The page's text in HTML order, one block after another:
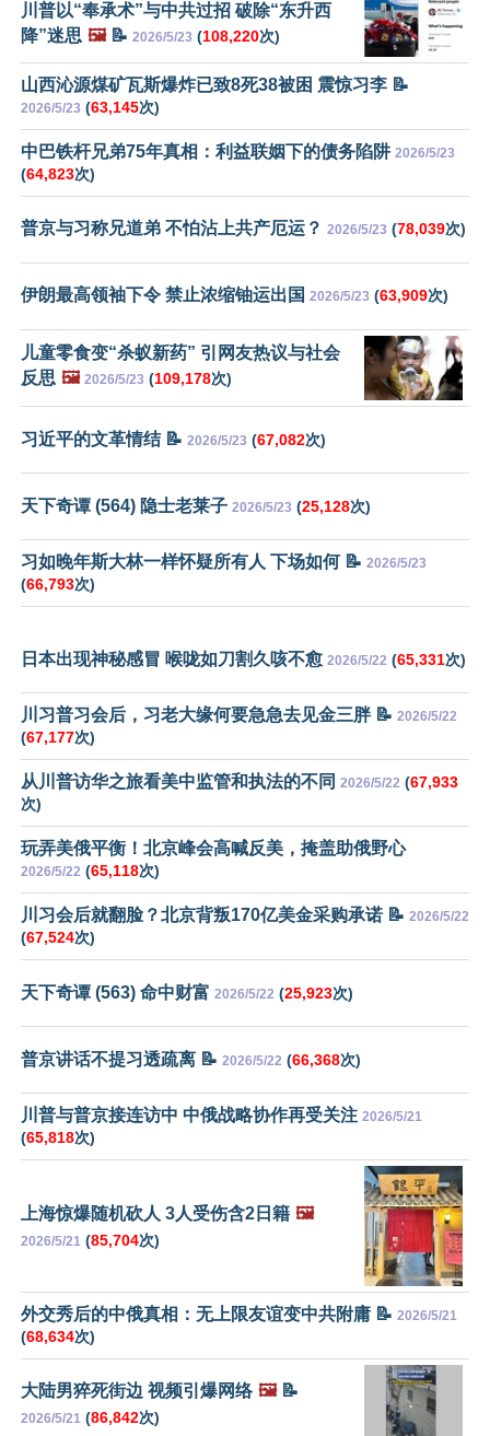
川普以“奉承术”与中共过招 破除“东升西
降”迷思 🖼️📝 2026/5/23 (108,220次)
山西沁源煤矿瓦斯爆炸已致8死38被困 震惊习李 📝
2026/5/23 (63,145次)
中巴铁杆兄弟75年真相：利益联姻下的债务陷阱 2026/5/23
(64,823次)
普京与习称兄道弟 不怕沾上共产厄运？ 2026/5/23 (78,039次)
伊朗最高领袖下令 禁止浓缩铀运出国 2026/5/23 (63,909次)
儿童零食变“杀蚁新药” 引网友热议与社会
反思 🖼️ 2026/5/23 (109,178次)
习近平的文革情结 📝 2026/5/23 (67,082次)
天下奇谭 (564) 隐士老莱子 2026/5/23 (25,128次)
习如晚年斯大林一样怀疑所有人 下场如何 📝 2026/5/23
(66,793次)
日本出现神秘感冒 喉咙如刀割久咳不愈 2026/5/22 (65,331次)
川习普习会后，习老大缘何要急急去见金三胖 📝 2026/5/22
(67,177次)
从川普访华之旅看美中监管和执法的不同 2026/5/22 (67,933
次)
玩弄美俄平衡！北京峰会高喊反美，掩盖助俄野心
2026/5/22 (65,118次)
川习会后就翻脸？北京背叛170亿美金采购承诺 📝 2026/5/22
(67,524次)
天下奇谭 (563) 命中财富 2026/5/22 (25,923次)
普京讲话不提习透疏离 📝 2026/5/22 (66,368次)
川普与普京接连访中 中俄战略协作再受关注 2026/5/21
(65,818次)
上海惊爆随机砍人 3人受伤含2日籍 🖼️
2026/5/21 (85,704次)
外交秀后的中俄真相：无上限友谊变中共附庸 📝 2026/5/21
(68,634次)
大陆男猝死街边 视频引爆网络 🖼️📝
2026/5/21 (86,842次)